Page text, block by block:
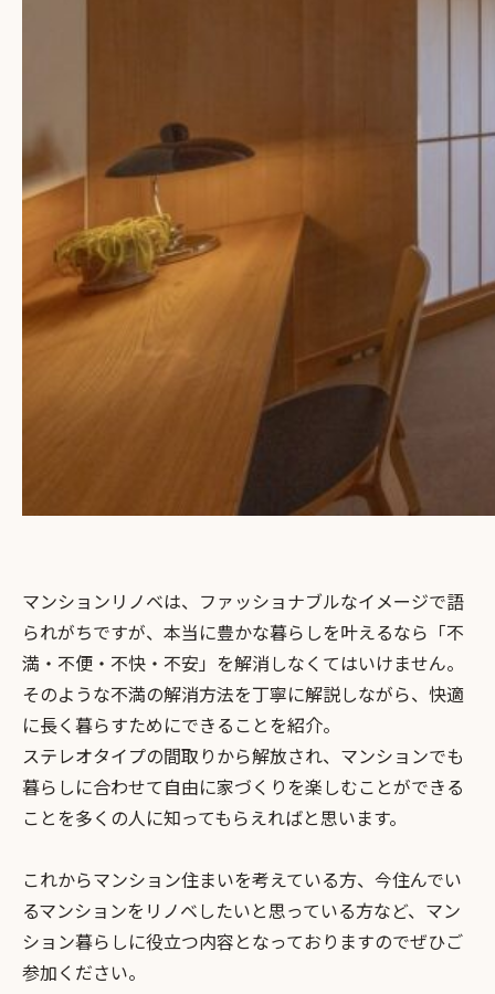
マンションリノベは、ファッショナブルなイメージで語
られがちですが、本当に豊かな暮らしを叶えるなら「不
満・不便・不快・不安」を解消しなくてはいけません。
そのような不満の解消方法を丁寧に解説しながら、快適
に長く暮らすためにできることを紹介。
ステレオタイプの間取りから解放され、マンションでも
暮らしに合わせて自由に家づくりを楽しむことができる
ことを多くの人に知ってもらえればと思います。
これからマンション住まいを考えている方、今住んでい
るマンションをリノベしたいと思っている方など、マン
ション暮らしに役立つ内容となっておりますのでぜひご
参加ください。